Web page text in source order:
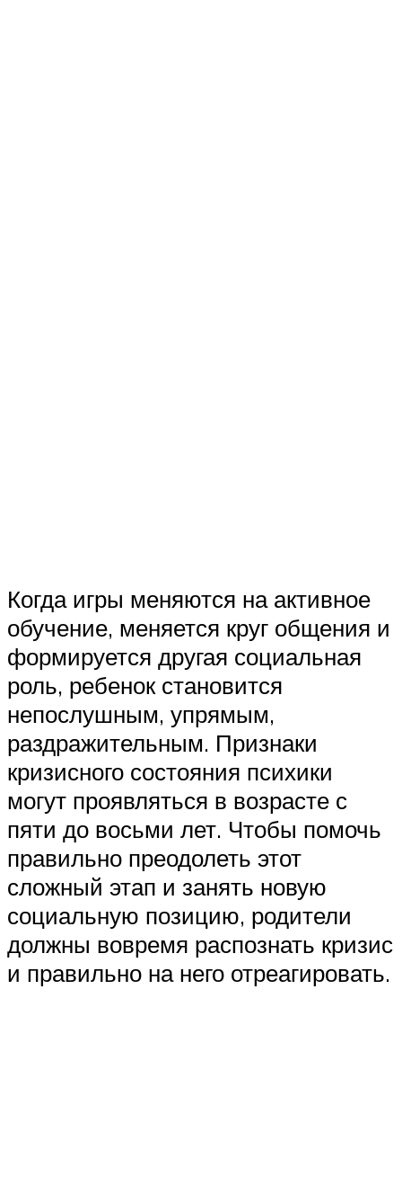
Когда игры меняются на активное
обучение, меняется круг общения и
формируется другая социальная
роль, ребенок становится
непослушным, упрямым,
раздражительным. Признаки
кризисного состояния психики
могут проявляться в возрасте с
пяти до восьми лет. Чтобы помочь
правильно преодолеть этот
сложный этап и занять новую
социальную позицию, родители
должны вовремя распознать кризис
и правильно на него отреагировать.